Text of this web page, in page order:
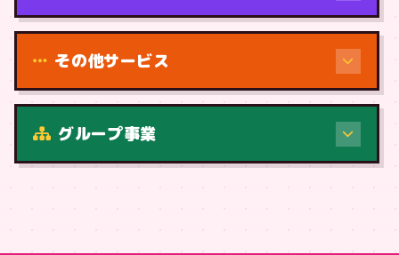
その他サービス
グループ事業